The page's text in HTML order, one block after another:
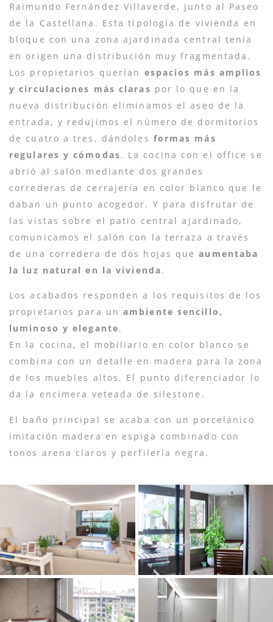
Raimundo Fernández Villaverde, junto al Paseo
de la Castellana. Esta tipología de vivienda en
bloque con una zona ajardinada central tenía
en origen una distribución muy fragmentada.
Los propietarios querían espacios más amplios
y circulaciones más claras por lo que en la
nueva distribución eliminamos el aseo de la
entrada, y redujimos el número de dormitorios
de cuatro a tres, dándoles formas más
regulares y cómodas. La cocina con el office se
abrió al salón mediante dos grandes
correderas de cerrajería en color blanco que le
daban un punto acogedor. Y para disfrutar de
las vistas sobre el patio central ajardinado,
comunicamos el salón con la terraza a través
de una corredera de dos hojas queaumentaba
la luz natural en la vivienda.
Los acabados responden a los requisitos de los
propietarios para unambiente sencillo,
luminoso y elegante.
En la cocina, el mobiliario en color blanco se
combina con un detalle en madera para la zona
de los muebles altos. El punto diferenciador lo
da la encimera veteada de silestone.
El baño principal se acaba con un porcelánico
imitación madera en espiga combinado con
tonos arena claros y perfilería negra.